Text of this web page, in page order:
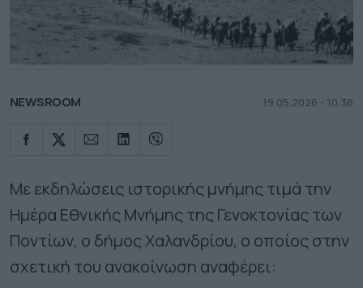
NEWSROOM 19.05.2026 - 10.38
Με εκδηλώσεις ιστορικής μνήμης τιμά την
Ημέρα Εθνικής Μνήμης της Γενοκτονίας των
Ποντίων, ο δήμος Χαλανδρίου, ο οποίος στην
σχετική του ανακοίνωση αναφέρει: